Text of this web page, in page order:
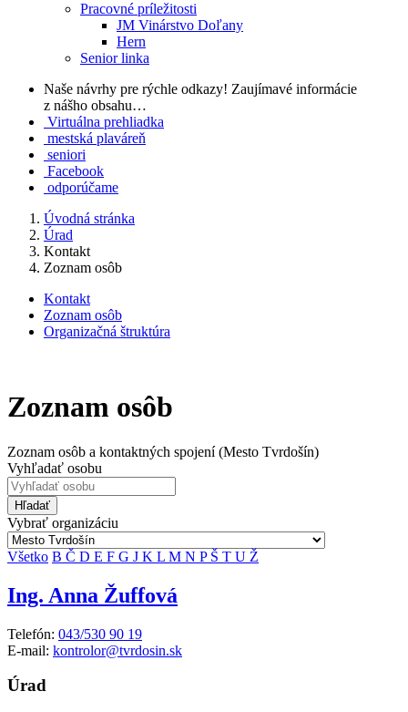
Pracovné príležitosti
JM Vinárstvo Doľany
Hern
Senior linka
Naše návrhy pre rýchle odkazy! Zaujímavé informácie
z nášho obsahu…
Virtuálna prehliadka
mestská plaváreň
seniori
Facebook
odporúčame
Úvodná stránka
Úrad
Kontakt
Zoznam osôb
Kontakt
Zoznam osôb
Organizačná štruktúra
Zoznam osôb
Zoznam osôb a kontaktných spojení (Mesto Tvrdošín)
Vyhľadať osobu
Hľadať
Vybrať organizáciu
Všetko B Č D E F G J K L M N P Š T U Ž
Ing. Anna Žuffová
Telefón: 043/530 90 19
E-mail: kontrolor@tvrdosin.sk
Úrad